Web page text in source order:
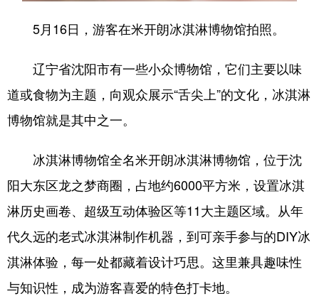
山东 河南 湖北 湖南
广东 广西 海南 重庆
四川 贵州 云南 西藏
陕西 甘肃
新疆 内蒙古 黑龙江
多语种频道
English Español Français عربى
Русский язык 日本語 한국어
5月16日，游客在米开朗冰淇淋博物馆拍照。
辽宁省沈阳市有一些小众博物馆，它们主要以味
道或食物为主题，向观众展示“舌尖上”的文化，冰淇淋
博物馆就是其中之一。
冰淇淋博物馆全名米开朗冰淇淋博物馆，位于沈
阳大东区龙之梦商圈，占地约6000平方米，设置冰淇
淋历史画卷、超级互动体验区等11大主题区域。从年
代久远的老式冰淇淋制作机器，到可亲手参与的DIY冰
淇淋体验，每一处都藏着设计巧思。这里兼具趣味性
与知识性，成为游客喜爱的特色打卡地。